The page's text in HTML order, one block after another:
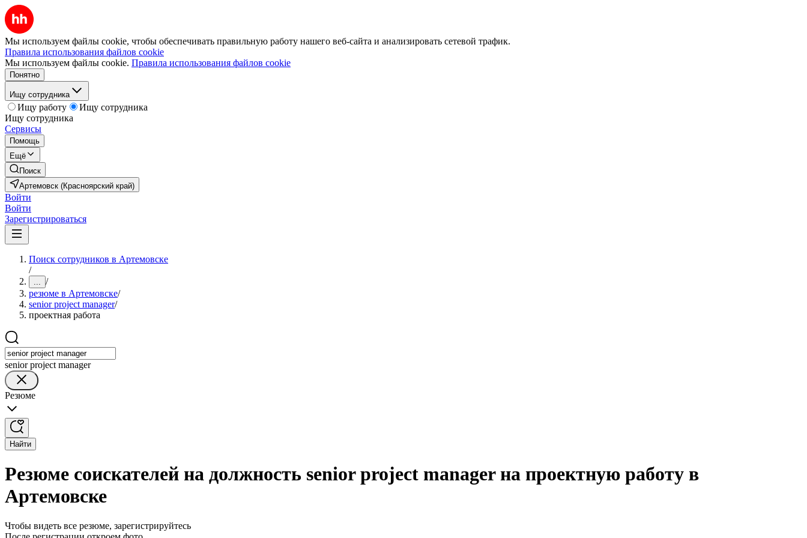
Мы используем файлы cookie, чтобы обеспечивать правильную работу нашего веб-сайта и анализировать сетевой трафик.
Правила использования файлов cookie
Мы используем файлы cookie. Правила использования файлов cookie
Понятно
Ищу сотрудника
Ищу работу
Ищу сотрудника
Ищу сотрудника
Сервисы
Помощь
Ещё
Поиск
Артемовск (Красноярский край)
Войти
Войти
Зарегистрироваться
Поиск сотрудников в Артемовске
/
... /
резюме в Артемовске/
senior project manager/
проектная работа
senior project manager
Резюме
Найти
Резюме соискателей на должность senior project manager на проектную работу в
Артемовске
Чтобы видеть все резюме, зарегистрируйтесь